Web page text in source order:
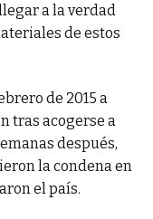
a la verdad
de estos
de 2015 a
tras acogerse a
después,
la condena en
el país.